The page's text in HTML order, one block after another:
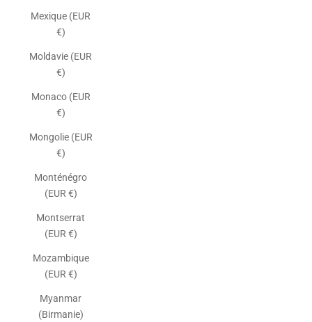
Mexique (EUR
€)
Moldavie (EUR
€)
Monaco (EUR
€)
Mongolie (EUR
€)
Monténégro
(EUR €)
Montserrat
(EUR €)
Mozambique
(EUR €)
Myanmar
(Birmanie)